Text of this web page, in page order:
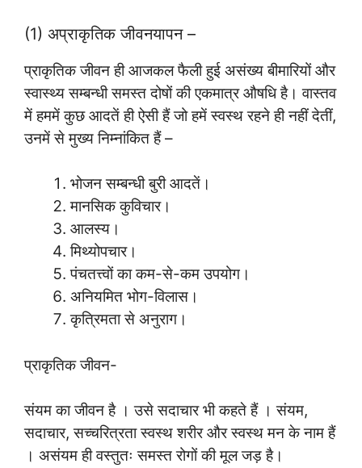
(1) अप्राकृतिक जीवनयापन –
प्राकृतिक जीवन ही आजकल फैली हुई असंख्य बीमारियों और
स्वास्थ्य सम्बन्धी समस्त दोषों की एकमात्र औषधि है। वास्तव
में हममें कुछ आदतें ही ऐसी हैं जो हमें स्वस्थ रहने ही नहीं देतीं,
उनमें से मुख्य निम्नांकित हैं –
भोजन सम्बन्धी बुरी आदतें।
मानसिक कुविचार।
आलस्य।
मिथ्योपचार।
पंचतत्त्वों का कम-से-कम उपयोग।
अनियमित भोग-विलास।
कृत्रिमता से अनुराग।
प्राकृतिक जीवन-
संयम का जीवन है । उसे सदाचार भी कहते हैं । संयम,
सदाचार, सच्चरित्रता स्वस्थ शरीर और स्वस्थ मन के नाम हैं
। असंयम ही वस्तुतः समस्त रोगों की मूल जड़ है।